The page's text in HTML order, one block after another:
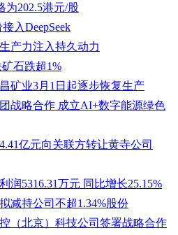
为202.5港元/股
入DeepSeek
产力注入持久动力
石跌超1%
矿业3月1日起逐步恢复生产
战略合作 成立AI+数字能源绿色
亿元向关联方转让黄寺公司
润5316.31万元 同比增长25.15%
减持公司不超1.34%股份
（北京）科技公司签署战略合作